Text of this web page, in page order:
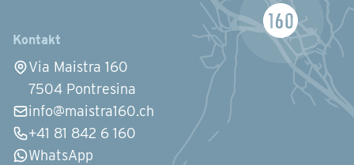
Kontakt
Via Maistra 160
7504 Pontresina
info@maistra160.ch
+41 81 842 6 160
WhatsApp